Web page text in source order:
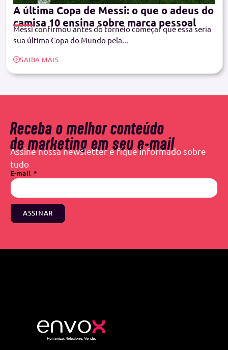
A última Copa de Messi: o que o adeus do
camisa 10 ensina sobre marca pessoal
Messi confirmou antes do torneio começar que essa seria
sua última Copa do Mundo pela...
SAIBA MAIS
Receba o melhor conteúdo
de marketing em seu e-mail
Assine nossa newsletter e fique informado sobre
tudo
E-mail
ASSINAR